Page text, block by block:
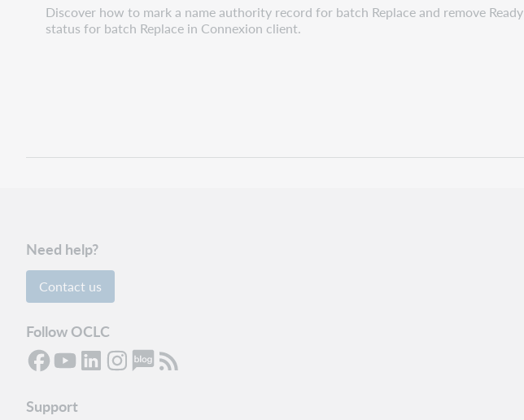
Discover how to mark a name authority record for batch Replace and remove Ready
status for batch Replace in Connexion client.
Need help?
Contact us
Follow OCLC
Support